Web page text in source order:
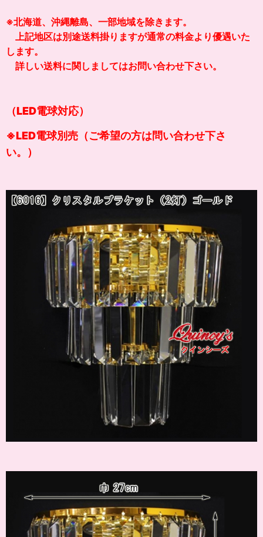
※北海道、沖縄離島、一部地域を除きます。
上記地区は別途送料掛りますが通常の料金より優遇いた
します。
詳しい送料に関しましてはお問い合わせ下さい。
（LED電球対応）
※LED電球別売（ご希望の方は問い合わせ下さ
い。）